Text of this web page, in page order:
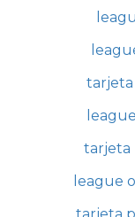
tarjeta
league
tarjeta